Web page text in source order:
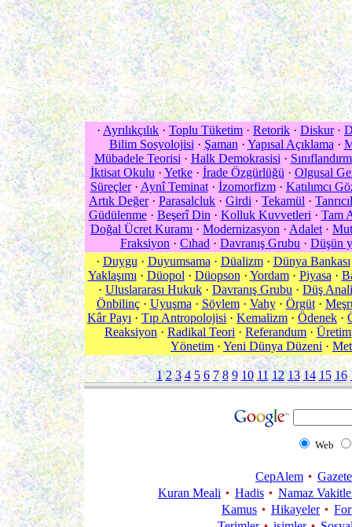
· Ayrılıkçılık · Toplu Tüketim · Retorik · Diskur·
Bilim Sosyolojisi · Şaman · Yapısal Açıklama ·
Mübadele Teorisi · Halk Demokrasisi ·
İktisat Okulu · Yetke· İrade Özgürlüğü · Olgusal
Süreçler· Aynî Teminat· İzomorfizm· Katılımcı
Artık Değer· Parasalcluk · Girdi · Tekamül ·
Güdülenme· Beşerî Din · Kolluk Kuvvetleri · Tam
Doğal Ücret Kuramı · Modernizasyon · Adalet ·
Fraksiyon · Cıhad · Davranış Grubu · Düşün
· Duygu · Duyumsama · Düalizm· Dünya Bankası
Yaklaşımı · Düopol · Düopson · Yordam· Piyasa ·
· Uluslararası Hukuk · Davranış Grubu · Düş
Önbilinç· Uyuşma · Söylem· Vahy· Örgüt·
Kâr Payı · Tıp Antropolojisi · Kemalizm · Ödenek ·
Reaksiyon · Radikal Teori · Referandum · Üretim
Yönetim · Yeni Dünya Düzeni ·
1 2 3 4 5 6 7 8 9 10 11 12 13 14 15 16
Web
CepAlem
Kuran Meali
Hadis
Namaz
Kamus
Hikayeler